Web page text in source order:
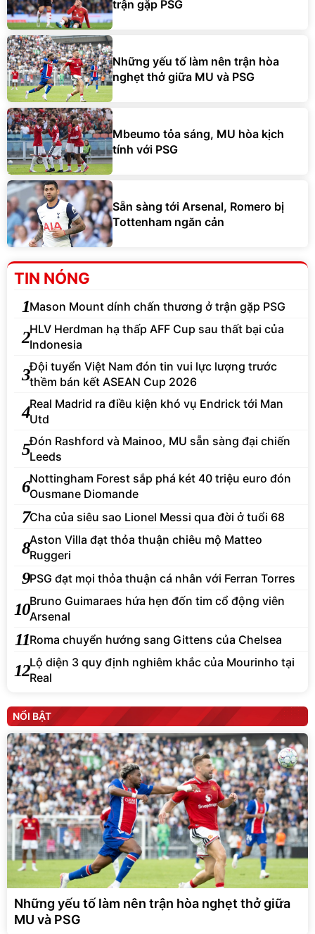
trận gặp PSG
Những yếu tố làm nên trận hòa
nghẹt thở giữa MU và PSG
Mbeumo tỏa sáng, MU hòa kịch
tính với PSG
Sẵn sàng tới Arsenal, Romero bị
Tottenham ngăn cản
TIN NÓNG
1Mason Mount dính chấn thương ở trận gặp PSG
2HLV Herdman hạ thấp AFF Cup sau thất bại của
Indonesia
3Đội tuyển Việt Nam đón tin vui lực lượng trước
thềm bán kết ASEAN Cup 2026
4Real Madrid ra điều kiện khó vụ Endrick tới Man
Utd
5Đón Rashford và Mainoo, MU sẵn sàng đại chiến
Leeds
6Nottingham Forest sắp phá két 40 triệu euro đón
Ousmane Diomande
7Cha của siêu sao Lionel Messi qua đời ở tuổi 68
8Aston Villa đạt thỏa thuận chiêu mộ Matteo
Ruggeri
9PSG đạt mọi thỏa thuận cá nhân với Ferran Torres
10Bruno Guimaraes hứa hẹn đốn tim cổ động viên
Arsenal
11Roma chuyển hướng sang Gittens của Chelsea
12Lộ diện 3 quy định nghiêm khắc của Mourinho tại
Real
NỔI BẬT
Những yếu tố làm nên trận hòa nghẹt thở giữa
MU và PSG